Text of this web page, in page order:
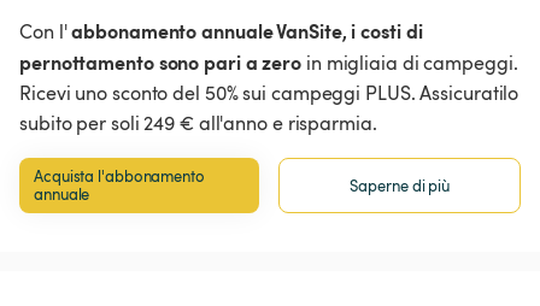
Con l'abbonamento annuale VanSite, i costi di
pernottamento sono pari a zero in migliaia di campeggi.
Ricevi uno sconto del 50% sui campeggi PLUS. Assicuratilo
subito per soli 249 € all'anno e risparmia.
Acquista l'abbonamento
annuale
Saperne di più